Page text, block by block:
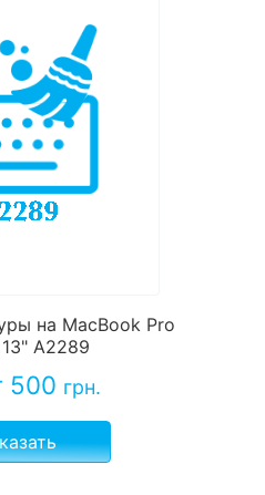
на MacBook Pro
A2289
500 грн.